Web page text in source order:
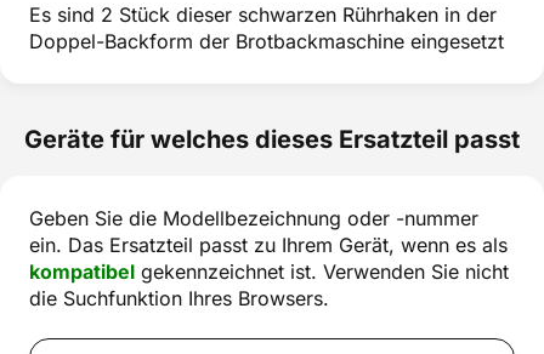
Es sind 2 Stück dieser schwarzen Rührhaken in der
Doppel-Backform der Brotbackmaschine eingesetzt
Geräte für welches dieses Ersatzteil passt
Geben Sie die Modellbezeichnung oder -nummer
ein. Das Ersatzteil passt zu Ihrem Gerät, wenn es als
kompatibel gekennzeichnet ist. Verwenden Sie nicht
die Suchfunktion Ihres Browsers.